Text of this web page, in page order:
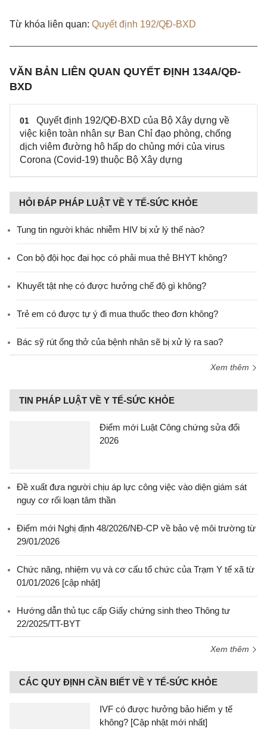
Từ khóa liên quan: Quyết định 192/QĐ-BXD
VĂN BẢN LIÊN QUAN QUYẾT ĐỊNH 134A/QĐ-
BXD
01
Quyết định 192/QĐ-BXD của Bộ Xây dựng về
việc kiện toàn nhân sự Ban Chỉ đạo phòng, chống
dịch viêm đường hô hấp do chủng mới của virus
Corona (Covid-19) thuộc Bộ Xây dựng
HỎI ĐÁP PHÁP LUẬT VỀ Y TẾ-SỨC KHỎE
Tung tin người khác nhiễm HIV bị xử lý thế nào?
Con bộ đội học đại học có phải mua thẻ BHYT không?
Khuyết tật nhẹ có được hưởng chế độ gì không?
Trẻ em có được tự ý đi mua thuốc theo đơn không?
Bác sỹ rút ống thở của bệnh nhân sẽ bị xử lý ra sao?
Xem thêm
TIN PHÁP LUẬT VỀ Y TẾ-SỨC KHỎE
Điểm mới Luật Công chứng sửa đổi
2026
Đề xuất đưa người chịu áp lực công việc vào diện giám sát
nguy cơ rối loạn tâm thần
Điểm mới Nghị định 48/2026/NĐ-CP về bảo vệ môi trường từ
29/01/2026
Chức năng, nhiệm vụ và cơ cấu tổ chức của Trạm Y tế xã từ
01/01/2026 [cập nhật]
Hướng dẫn thủ tục cấp Giấy chứng sinh theo Thông tư
22/2025/TT-BYT
Xem thêm
CÁC QUY ĐỊNH CẦN BIẾT VỀ Y TẾ-SỨC KHỎE
IVF có được hưởng bảo hiểm y tế
không? [Cập nhật mới nhất]